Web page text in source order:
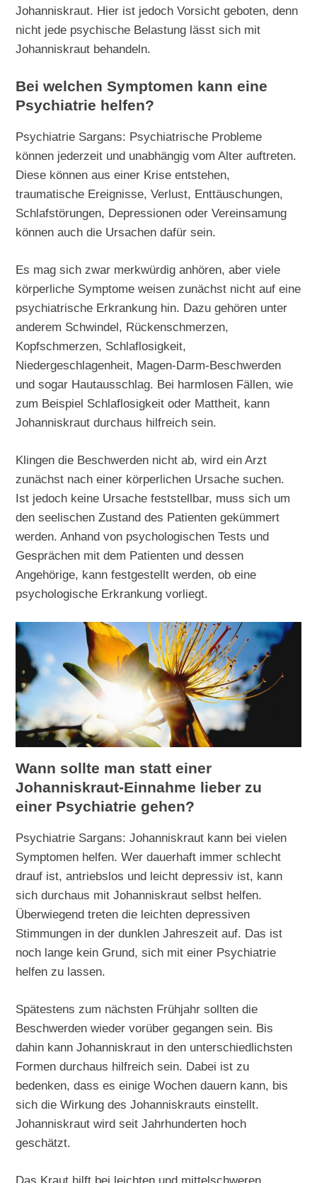
Johanniskraut. Hier ist jedoch Vorsicht geboten, denn
nicht jede psychische Belastung lässt sich mit
Johanniskraut behandeln.
Bei welchen Symptomen kann eine
Psychiatrie helfen?
Psychiatrie Sargans: Psychiatrische Probleme
können jederzeit und unabhängig vom Alter auftreten.
Diese können aus einer Krise entstehen,
traumatische Ereignisse, Verlust, Enttäuschungen,
Schlafstörungen, Depressionen oder Vereinsamung
können auch die Ursachen dafür sein.
Es mag sich zwar merkwürdig anhören, aber viele
körperliche Symptome weisen zunächst nicht auf eine
psychiatrische Erkrankung hin. Dazu gehören unter
anderem Schwindel, Rückenschmerzen,
Kopfschmerzen, Schlaflosigkeit,
Niedergeschlagenheit, Magen-Darm-Beschwerden
und sogar Hautausschlag. Bei harmlosen Fällen, wie
zum Beispiel Schlaflosigkeit oder Mattheit, kann
Johanniskraut durchaus hilfreich sein.
Klingen die Beschwerden nicht ab, wird ein Arzt
zunächst nach einer körperlichen Ursache suchen.
Ist jedoch keine Ursache feststellbar, muss sich um
den seelischen Zustand des Patienten gekümmert
werden. Anhand von psychologischen Tests und
Gesprächen mit dem Patienten und dessen
Angehörige, kann festgestellt werden, ob eine
psychologische Erkrankung vorliegt.
Wann sollte man statt einer
Johanniskraut-Einnahme lieber zu
einer Psychiatrie gehen?
Psychiatrie Sargans: Johanniskraut kann bei vielen
Symptomen helfen. Wer dauerhaft immer schlecht
drauf ist, antriebslos und leicht depressiv ist, kann
sich durchaus mit Johanniskraut selbst helfen.
Überwiegend treten die leichten depressiven
Stimmungen in der dunklen Jahreszeit auf. Das ist
noch lange kein Grund, sich mit einer Psychiatrie
helfen zu lassen.
Spätestens zum nächsten Frühjahr sollten die
Beschwerden wieder vorüber gegangen sein. Bis
dahin kann Johanniskraut in den unterschiedlichsten
Formen durchaus hilfreich sein. Dabei ist zu
bedenken, dass es einige Wochen dauern kann, bis
sich die Wirkung des Johanniskrauts einstellt.
Johanniskraut wird seit Jahrhunderten hoch
geschätzt.
Das Kraut hilft bei leichten und mittelschweren